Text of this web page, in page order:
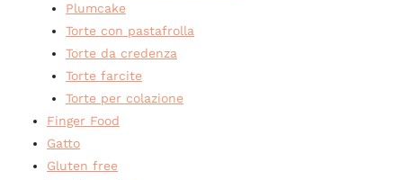
Plumcake
Torte con pastafrolla
Torte da credenza
Torte farcite
Torte per colazione
Finger Food
Gatto
Gluten free